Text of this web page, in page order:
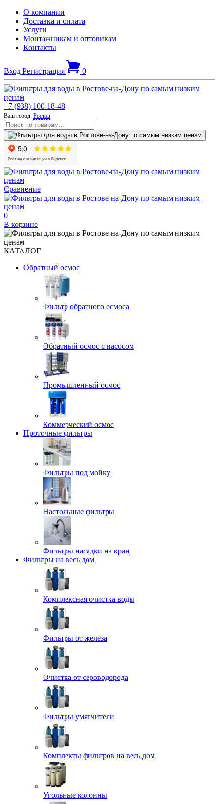
О компании
Доставка и оплата
Услуги
Монтажникам и оптовикам
Контакты
Вход Регистрация 0
+7 (938) 100-18-48
Ваш город: Ростов
Сравнение
0
В корзине
КАТАЛОГ
Обратный осмос
Фильтр обратного осмоса
Обратный осмос с насосом
Промышленный осмос
Коммерческий осмос
Проточные фильтры
Фильтры под мойку
Настольные фильтры
Фильтры насадки на кран
Фильтры на весь дом
Комплексная очистка воды
Фильтры от железа
Очистка от сероводорода
Фильтры умягчители
Комплекты фильтров на весь дом
Угольные колонны